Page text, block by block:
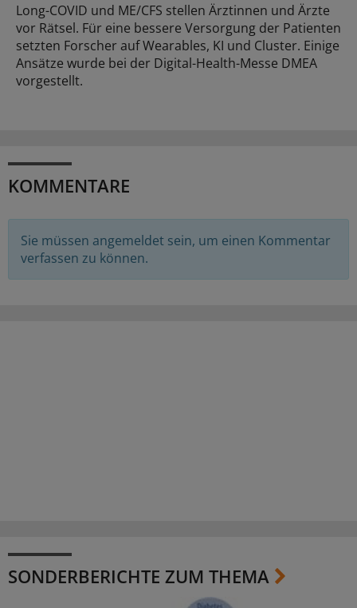
Long-COVID und ME/CFS stellen Ärztinnen und Ärzte
vor Rätsel. Für eine bessere Versorgung der Patienten
setzten Forscher auf Wearables, KI und Cluster. Einige
Ansätze wurde bei der Digital-Health-Messe DMEA
vorgestellt.
KOMMENTARE
Sie müssen angemeldet sein, um einen Kommentar
verfassen zu können.
SONDERBERICHTE ZUM THEMA